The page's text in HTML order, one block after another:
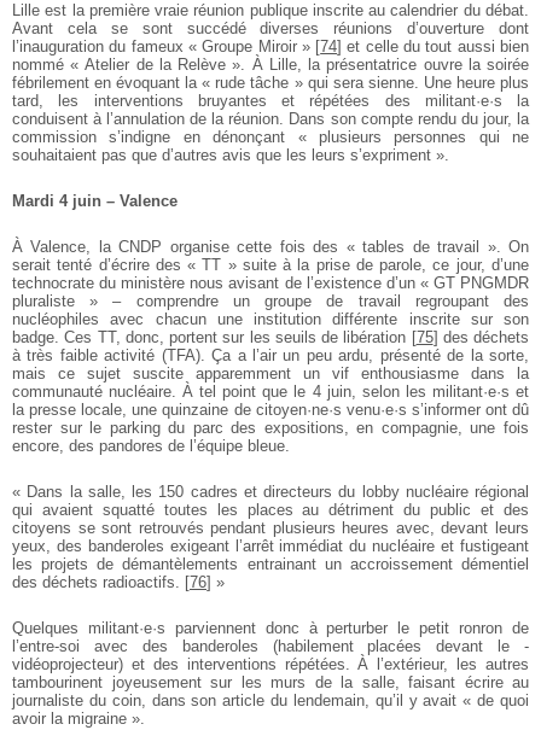
Lille est la première vraie réunion publique inscrite au calendrier du débat.
Avant cela se sont succédé diverses réunions d’ouverture dont
l’inauguration du fameux « Groupe Miroir »[74] et celle du tout aussi bien
nommé « Atelier de la Relève ». À Lille, la présentatrice ouvre la soirée
fébrilement en évoquant la « rude tâche » qui sera sienne. Une heure plus
tard, les interventions bruyantes et répétées des militant·e·s la
conduisent à l’annulation de la réunion. Dans son compte rendu du jour, la
commission s’indigne en dénonçant « plusieurs personnes qui ne
souhaitaient pas que d’autres avis que les leurs s’expriment ».
Mardi 4 juin – Valence
À Valence, la CNDP organise cette fois des « tables de travail ». On
serait tenté d’écrire des « TT » suite à la prise de parole, ce jour, d’une
technocrate du ministère nous avisant de l’existence d’un « GT PNGMDR
pluraliste » – comprendre un groupe de travail regroupant des
nucléophiles avec chacun une institution différente inscrite sur son
badge. Ces TT, donc, portent sur les seuils de libération [75] des déchets
à très faible activité (TFA). Ça a l’air un peu ardu, présenté de la sorte,
mais ce sujet suscite apparemment un vif enthousiasme dans la
communauté nucléaire. À tel point que le 4 juin, selon les militant·e·s et
la presse locale, une quinzaine de citoyen·ne·s venu·e·s s’informer ont dû
rester sur le parking du parc des expositions, en compagnie, une fois
encore, des pandores de l’équipe bleue.
« Dans la salle, les 150 cadres et directeurs du lobby nucléaire régional
qui avaient squatté toutes les places au détriment du public et des
citoyens se sont retrouvés pendant plusieurs heures avec, devant leurs
yeux, des banderoles exigeant l’arrêt immédiat du nucléaire et fustigeant
les projets de démantèlements entrainant un accroissement démentiel
des déchets radioactifs. [76] »
Quelques militant·e·s parviennent donc à perturber le petit ronron de
l’entre-soi avec des banderoles (habilement placées devant le ­
vidéoprojecteur) et des interventions répétées. À l’extérieur, les autres
tambourinent joyeusement sur les murs de la salle, faisant écrire au
journaliste du coin, dans son article du lendemain, qu’il y avait « de quoi
avoir la migraine ».